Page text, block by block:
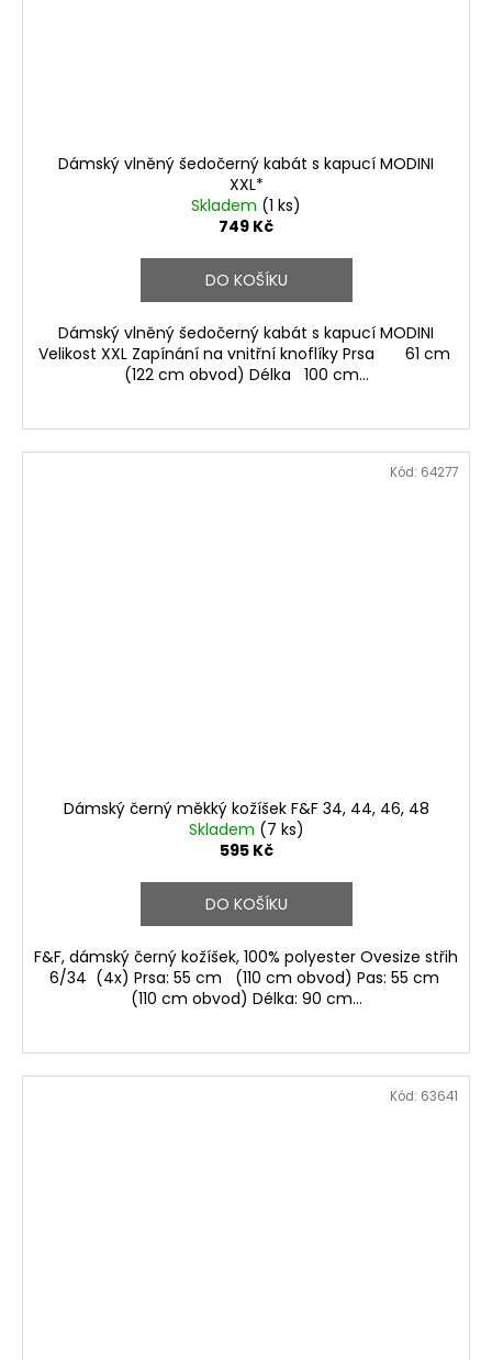
Dámský vlněný šedočerný kabát s kapucí MODINI
XXL*
Skladem (1 ks)
749 Kč
DO KOŠÍKU
Dámský vlněný šedočerný kabát s kapucí MODINI
Velikost XXL Zapínání na vnitřní knoflíky Prsa 61 cm
(122 cm obvod) Délka 100 cm...
Dámský černý měkký kožíšek F&F 34, 44, 46, 48
Skladem (7 ks)
595 Kč
DO KOŠÍKU
F&F, dámský černý kožíšek, 100% polyester Ovesize střih
6/34 (4x) Prsa: 55 cm (110 cm obvod) Pas: 55 cm
(110 cm obvod) Délka: 90 cm...
Kód: 64277
Kód: 63641